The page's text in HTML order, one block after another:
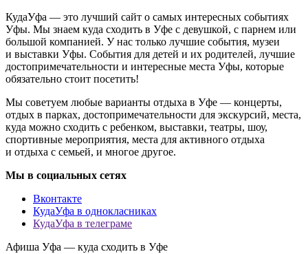
КудаУфа — это лучший сайт о самых интересных событиях
Уфы. Мы знаем куда сходить в Уфе с девушкой, с парнем или
большой компанией. У нас только лучшие события, музеи
и выставки Уфы. События для детей и их родителей, лучшие
достопримечательности и интересные места Уфы, которые
обязательно стоит посетить!
Мы советуем любые варианты отдыха в Уфе — концерты,
отдых в парках, достопримечательности для экскурсий, места,
куда можно сходить с ребенком, выставки, театры, шоу,
спортивные мероприятия, места для активного отдыха
и отдыха с семьей, и многое другое.
Мы в социальных сетях
Вконтакте
КудаУфа в однокласниках
КудаУфа в телеграме
Афиша Уфа — куда сходить в Уфе